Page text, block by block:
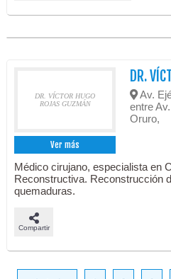
DR. VÍCTOR HUGO
ROJAS GUZMÁN
Ver más
DR.
Av.
entre
Oruro,
Médico cirujano, especialista en
Reconstructiva. Reconstrucción
quemaduras.
Compartir